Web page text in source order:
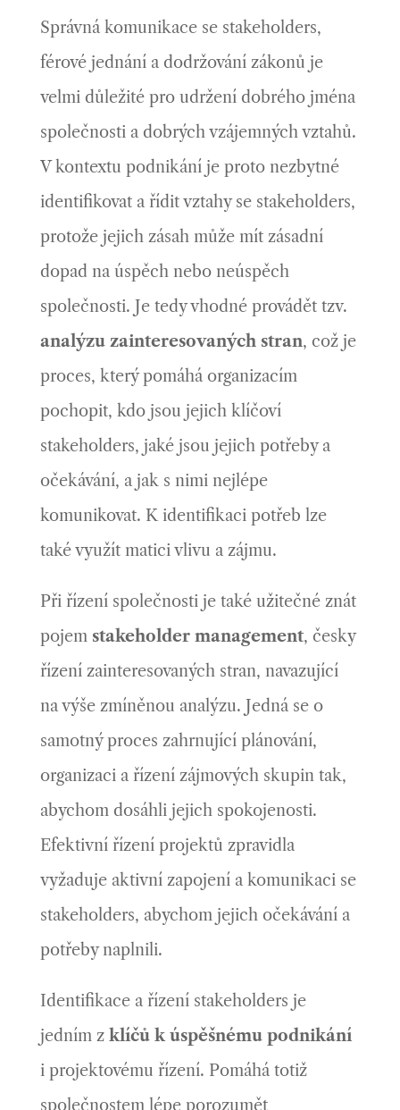
Správná komunikace se stakeholders,
férové jednání a dodržování zákonů je
velmi důležité pro udržení dobrého jména
společnosti a dobrých vzájemných vztahů.
V kontextu podnikání je proto nezbytné
identifikovat a řídit vztahy se stakeholders,
protože jejich zásah může mít zásadní
dopad na úspěch nebo neúspěch
společnosti. Je tedy vhodné provádět tzv.
analýzu zainteresovaných stran, což je
proces, který pomáhá organizacím
pochopit, kdo jsou jejich klíčoví
stakeholders, jaké jsou jejich potřeby a
očekávání, a jak s nimi nejlépe
komunikovat. K identifikaci potřeb lze
také využít matici vlivu a zájmu.
Při řízení společnosti je také užitečné znát
pojem stakeholder management, česky
řízení zainteresovaných stran, navazující
na výše zmíněnou analýzu. Jedná se o
samotný proces zahrnující plánování,
organizaci a řízení zájmových skupin tak,
abychom dosáhli jejich spokojenosti.
Efektivní řízení projektů zpravidla
vyžaduje aktivní zapojení a komunikaci se
stakeholders, abychom jejich očekávání a
potřeby naplnili.
Identifikace a řízení stakeholders je
jedním z klíčů k úspěšnému podnikání
i projektovému řízení. Pomáhá totiž
společnostem lépe porozumět